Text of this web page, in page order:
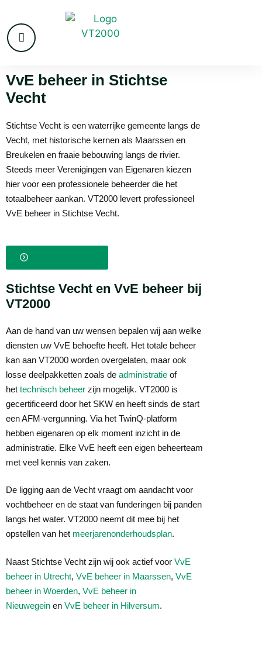
VvE beheer in Stichtse
Vecht
Stichtse Vecht is een waterrijke gemeente langs de
Vecht, met historische kernen als Maarssen en
Breukelen en fraaie bebouwing langs de rivier.
Steeds meer Verenigingen van Eigenaren kiezen
hier voor een professionele beheerder die het
totaalbeheer aankan. VT2000 levert professioneel
VvE beheer in Stichtse Vecht.
Stichtse Vecht en VvE beheer bij
VT2000
Aan de hand van uw wensen bepalen wij aan welke
diensten uw VvE behoefte heeft. Het totale beheer
kan aan VT2000 worden overgelaten, maar ook
losse deelpakketten zoals de administratie of
het technisch beheer zijn mogelijk. VT2000 is
gecertificeerd door het SKW en heeft sinds de start
een AFM-vergunning. Via het TwinQ-platform
hebben eigenaren op elk moment inzicht in de
administratie. Elke VvE heeft een eigen beheerteam
met veel kennis van zaken.
De ligging aan de Vecht vraagt om aandacht voor
vochtbeheer en de staat van funderingen bij panden
langs het water. VT2000 neemt dit mee bij het
opstellen van het meerjarenonderhoudsplan.
Naast Stichtse Vecht zijn wij ook actief voor VvE
beheer in Utrecht, VvE beheer in Maarssen, VvE
beheer in Woerden, VvE beheer in
Nieuwegein en VvE beheer in Hilversum.